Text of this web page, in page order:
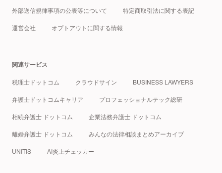
外部送信規律事項の公表等について 特定商取引法に関する表記
運営会社 オプトアウトに関する情報
関連サービス
税理士ドットコム クラウドサイン BUSINESS LAWYERS
弁護士ドットコムキャリア プロフェッショナルテック総研
相続弁護士 ドットコム 企業法務弁護士 ドットコム
離婚弁護士 ドットコム みんなの法律相談まとめアーカイブ
UNITIS AI炎上チェッカー